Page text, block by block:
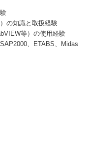
の知識と取扱経験
等）の使用経験
、ETABS、Midas